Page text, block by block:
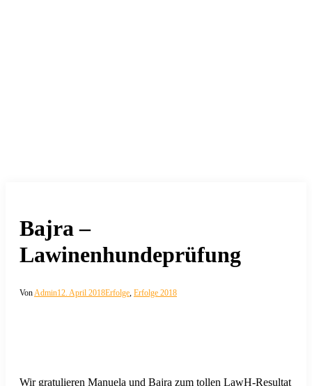
Bajra –
Lawinenhundeprüfung
VonAdmin12. April 2018Erfolge, Erfolge 2018
Wir gratulieren Manuela und Bajra zum tollen LawH-Resultat